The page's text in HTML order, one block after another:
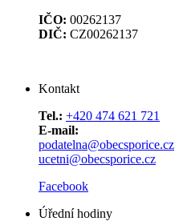
IČO: 00262137
DIČ: CZ00262137
Kontakt
Tel.: +420 474 621 721
E-mail:
podatelna@obecsporice.cz
ucetni@obecsporice.cz
Facebook
Úřední hodiny